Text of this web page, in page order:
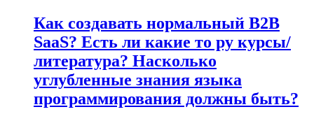
Как создавать нормальный B2B
SaaS? Есть ли какие то ру курсы/
литература? Насколько
углубленные знания языка
программирования должны быть?